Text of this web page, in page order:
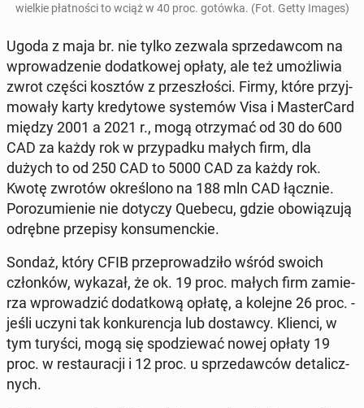
wiel­kie płat­no­ści to wciąż w 40 proc. gotówka. (Fot. Getty Images)
Ugoda z maja br. nie tylko zezwala sprze­daw­com na
wpro­wa­dze­nie do­dat­ko­wej opłaty, ale też umoż­li­wia
zwrot części kosztów z prze­szło­ści. Firmy, które przyj­
mo­wa­ły karty kre­dy­to­we sys­te­mów Visa i Ma­ster­Card
między 2001 a 2021 r., mogą otrzy­mać od 30 do 600
CAD za każdy rok w przy­pad­ku małych firm, dla
dużych to od 250 CAD to 5000 CAD za każdy rok.
Kwotę zwrotów okre­ślo­no na 188 mln CAD łącznie.
Po­ro­zu­mie­nie nie dotyczy Quebecu, gdzie obo­wią­zu­ją
odrębne prze­pi­sy kon­su­menc­kie.
Sondaż, który CFIB prze­pro­wa­dzi­ło wśród swoich
człon­ków, wykazał, że ok. 19 proc. małych firm za­mie­
rza wpro­wa­dzić do­dat­ko­wą opłatę, a kolejne 26 proc. -
jeśli uczyni tak kon­ku­ren­cja lub do­staw­cy. Klienci, w
tym turyści, mogą się spo­dzie­wać nowej opłaty 19
proc. w re­stau­ra­cji i 12 proc. u sprze­daw­ców de­ta­licz­
nych.